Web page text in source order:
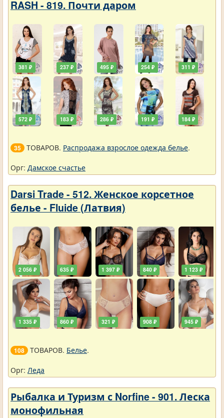
RASH - 819. Почти даром
381 ₽
572 ₽
237 ₽
183 ₽
495 ₽
286 ₽
254 ₽
191 ₽
311 ₽
184 ₽
35 ТОВАРОВ. Распродажа взрослое одежда белье.
Орг: Дамское счастье
Darsi Trade - 512. Женское корсетное
белье - Fluide (Латвия)
2 056 ₽
1 335 ₽
635 ₽
860 ₽
1 397 ₽
321 ₽
840 ₽
908 ₽
1 123 ₽
945 ₽
108 ТОВАРОВ. Белье.
Орг: Леда
Рыбалка и Туризм с Norfine - 901. Леска
монофильная